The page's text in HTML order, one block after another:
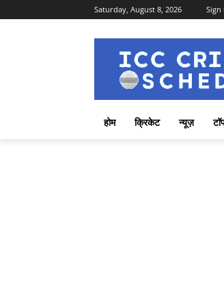
Saturday, August 8, 2026 Sign
होम क्रिकेट न्यूज़